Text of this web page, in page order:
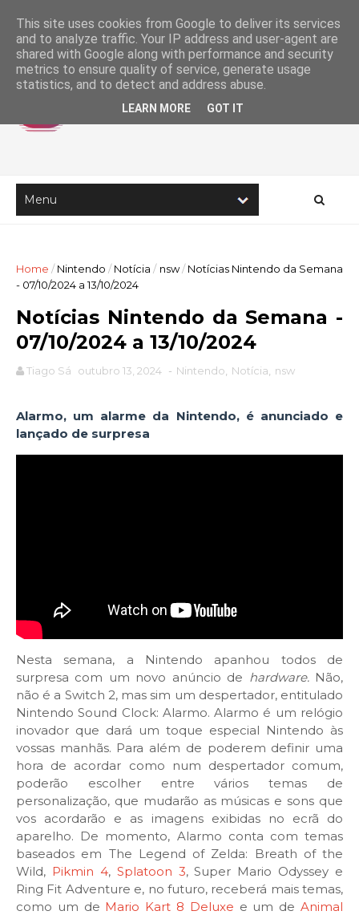
Home / Nintendo / Notícia / nsw / Notícias Nintendo da Semana
- 07/10/2024 a 13/10/2024
Notícias Nintendo da Semana -
07/10/2024 a 13/10/2024
Tiago Sá outubro 13, 2024 - Nintendo Notícia nsw
Alarmo, um alarme da Nintendo, é anunciado e
lançado de surpresa
Nesta semana, a Nintendo apanhou todos de
surpresa com um novo anúncio de hardware. Não,
não é a Switch 2, mas sim um despertador, entitulado
Nintendo Sound Clock: Alarmo. Alarmo é um relógio
inovador que dará um toque especial Nintendo às
vossas manhãs. Para além de poderem definir uma
hora de acordar como num despertador comum,
poderão escolher entre vários temas de
personalização, que mudarão as músicas e sons que
vos acordarão e as imagens exibidas no ecrã do
aparelho. De momento, Alarmo conta com temas
baseados em The Legend of Zelda: Breath of the
Wild, Pikmin 4, Splatoon 3, Super Mario Odyssey e
Ring Fit Adventure e, no futuro, receberá mais temas,
como um de Mario Kart 8 Deluxe e um deAnimal
This site uses cookies from Google to deliver its services
and to analyze traffic. Your IP address and user-agent are
shared with Google along with performance and security
metrics to ensure quality of service, generate usage
statistics, and to detect and address abuse.
LEARN MORE GOT IT